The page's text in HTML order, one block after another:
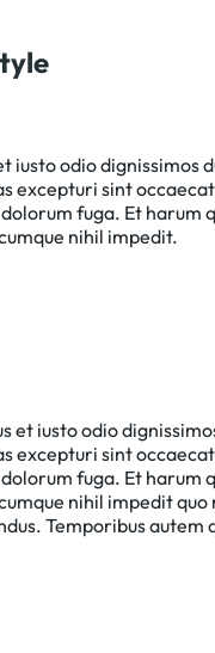
iusto odio
excepturi sint
fuga. Et
nihil impedit.
et iusto odio
excepturi sint
fuga. Et
nihil impedit
Temporibus